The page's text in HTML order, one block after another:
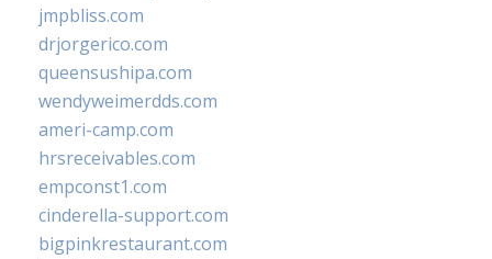
jmpbliss.com
drjorgerico.com
queensushipa.com
wendyweimerdds.com
ameri-camp.com
hrsreceivables.com
empconst1.com
cinderella-support.com
bigpinkrestaurant.com